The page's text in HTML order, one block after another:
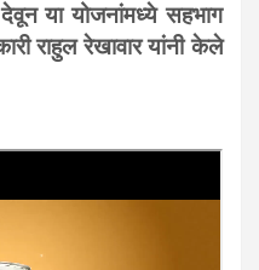
देवून या योजनांमध्ये सहभाग
राहुल रेखावार यांनी केले